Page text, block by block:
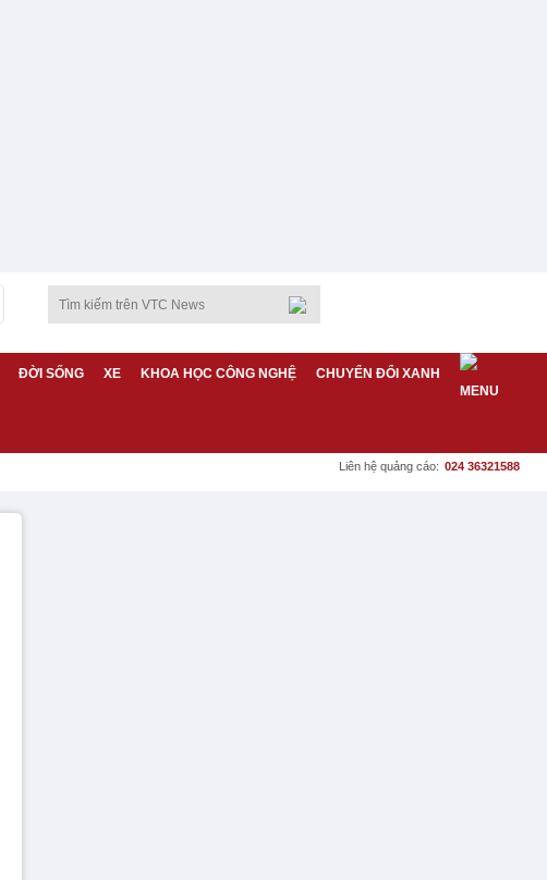
ĐỜI SỐNG XE KHOA HỌC CÔNG NGHỆ CHUYỂN ĐỔI XANH
Liên hệ quảng cáo: 024 36321588